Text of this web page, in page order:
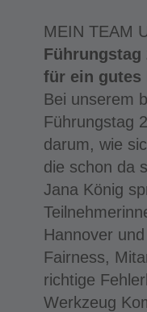
MEIN TEAM
Führungstag
für ein gutes
Bei unserem
Führungstag
darum, wie
die schon da
Jana König
Hannover
Fairness,
richtige
Werkzeug